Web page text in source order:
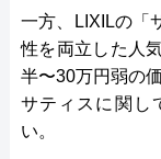
一方、LIXILの「
性を両立した人
半〜30万円弱の
サティスに関し
い。